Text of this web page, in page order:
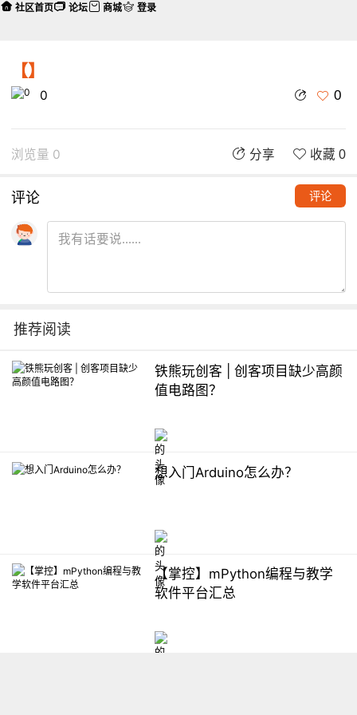
【】
0 0
浏览量 0 分享 收藏 0
评论 评论
推荐阅读
铁熊玩创客 | 创客项目缺少高颜
值电路图？
想入门Arduino怎么办？
【掌控】mPython编程与教学
软件平台汇总
社区首页 论坛 商城 登录